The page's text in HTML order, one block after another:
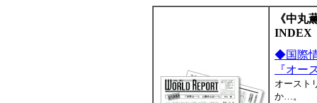
《中丸
INDEX
◆国際
『オー
オースト
か…。